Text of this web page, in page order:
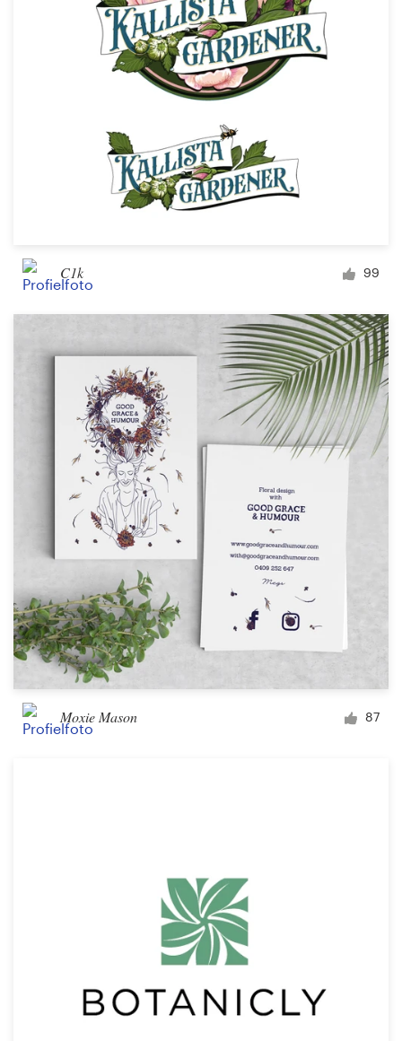
C1k 99
Moxie Mason 87